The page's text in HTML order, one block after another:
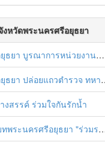
หวัดพระนครศรีอยุธยา
บทลงโทษสูงสุดกับผู้ประกอบการร้านค้าที่ยังฝ่าฝืนตั้งร้านค้ารุกล้ำเขตพื้นที่ทางหลวง เตรียมความปลอดภัยก่อนเทศกาลสงกรานต์
รวจเข้มท่ารถสาธารณะ สถานีขนส่งรถโดยสาร วินรถตู้ และสถานีรถไฟ เตรียมรับมือเทศกาลสงกรานต์
งสรรค์ ร่วมใจกันรักน้ำ
งค์ ขับช้า เปิดไฟหน้า คาดเข็มขัด" เทศกาลสงกรานต์ ปี 2561